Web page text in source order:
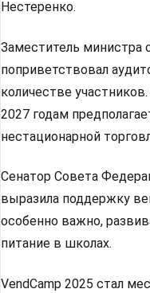
Нестеренко.
Заместитель министра
поприветствовал
количестве
2027 годам
нестационарной
Сенатор Совета
выразила поддержку
особенно важно,
питание в школах.
VendCamp 2025 стал